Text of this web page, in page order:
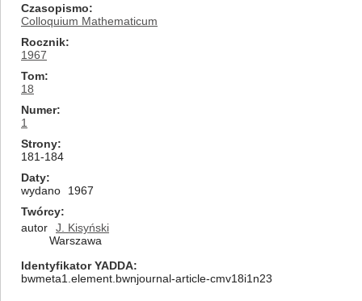
Czasopismo
Colloquium Mathematicum
Rocznik
1967
Tom
18
Numer
1
Strony
181-184
Daty
wydano
1967
Twórcy
autor
J. Kisyński
Warszawa
Identyfikator YADDA
bwmeta1.element.bwnjournal-article-cmv18i1n23